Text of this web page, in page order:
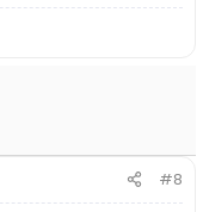
#8